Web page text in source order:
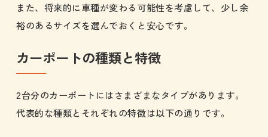
また、将来的に車種が変わる可能性を考慮して、少し余
裕のあるサイズを選んでおくと安心です。
カーポートの種類と特徴
2台分のカーポートにはさまざまなタイプがあります。
代表的な種類とそれぞれの特徴は以下の通りです。